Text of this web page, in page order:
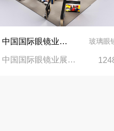
中国国际眼镜业展览会（SIOF）‌展台设计搭建-眼镜业巨头依视路陆逊梯卡 玻璃眼
中国国际眼镜业展览会|上海新国际博览中心‌